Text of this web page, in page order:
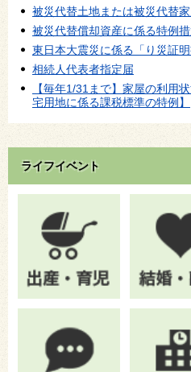
被災代替土地または被災代替
被災代替償却資産に係る特例
東日本大震災に係る「り災証
相続人代表者指定届
【毎年1/31まで】家屋の利用
宅用地に係る課税標準の特例】
ライフイベント